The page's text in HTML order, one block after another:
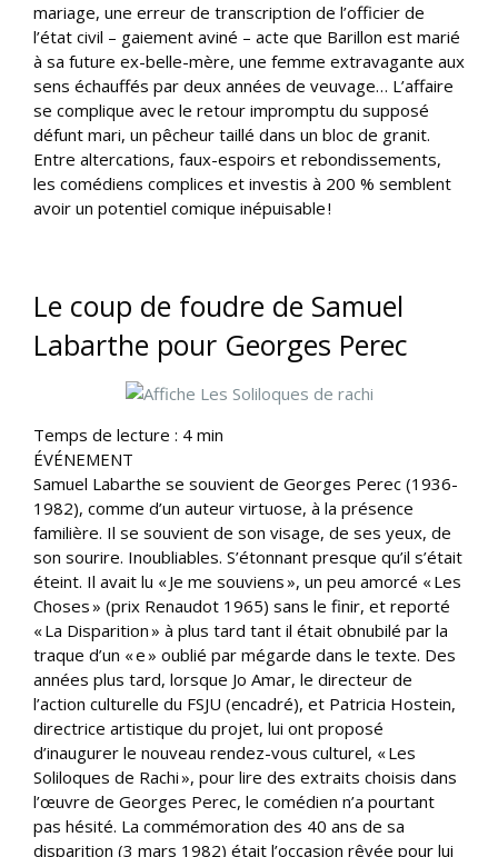
mariage, une erreur de transcription de l’officier de
l’état civil – gaiement aviné – acte que Barillon est marié
à sa future ex-belle-mère, une femme extravagante aux
sens échauffés par deux années de veuvage… L’affaire
se complique avec le retour impromptu du supposé
défunt mari, un pêcheur taillé dans un bloc de granit.
Entre altercations, faux-espoirs et rebondissements,
les comédiens complices et investis à 200 % semblent
avoir un potentiel comique inépuisable !
Le coup de foudre de Samuel
Labarthe pour Georges Perec
Temps de lecture : 4 min
ÉVÉNEMENT
Samuel Labarthe se souvient de Georges Perec (1936-
1982), comme d’un auteur virtuose, à la présence
familière. Il se souvient de son visage, de ses yeux, de
son sourire. Inoubliables. S’étonnant presque qu’il s’était
éteint. Il avait lu « Je me souviens », un peu amorcé « Les
Choses » (prix Renaudot 1965) sans le finir, et reporté
« La Disparition » à plus tard tant il était obnubilé par la
traque d’un « e » oublié par mégarde dans le texte. Des
années plus tard, lorsque Jo Amar, le directeur de
l’action culturelle du FSJU (encadré), et Patricia Hostein,
directrice artistique du projet, lui ont proposé
d’inaugurer le nouveau rendez-vous culturel, « Les
Soliloques de Rachi », pour lire des extraits choisis dans
l’œuvre de Georges Perec, le comédien n’a pourtant
pas hésité. La commémoration des 40 ans de sa
disparition (3 mars 1982) était l’occasion rêvée pour lui